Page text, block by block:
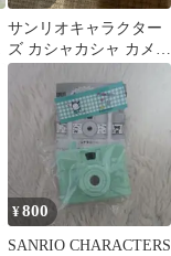
サンリオキャラクター
ズ カシャカシャ カメラ
ポチャッコ
¥800
SANRIO CHARACTERS